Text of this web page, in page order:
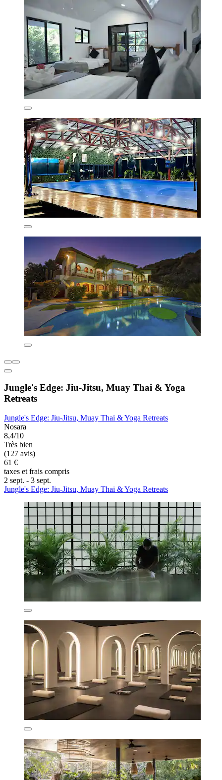
Jungle's Edge: Jiu-Jitsu, Muay Thai & Yoga
Retreats
Jungle's Edge: Jiu-Jitsu, Muay Thai & Yoga Retreats
Nosara
8,4/10
Très bien
(127 avis)
61 €
taxes et frais compris
2 sept. - 3 sept.
Jungle's Edge: Jiu-Jitsu, Muay Thai & Yoga Retreats